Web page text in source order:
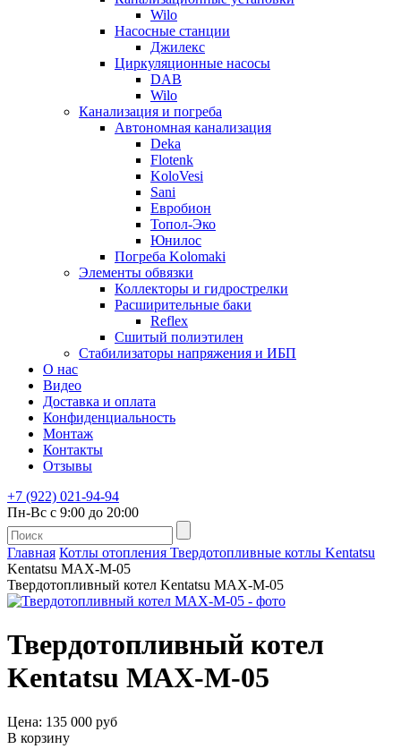
Wilo
Насосные станции
Джилекс
Циркуляционные насосы
DAB
Wilo
Канализация и погреба
Автономная канализация
Deka
Flotenk
KoloVesi
Sani
Евробион
Топол-Эко
Юнилос
Погреба Kolomaki
Элементы обвязки
Коллекторы и гидрострелки
Расширительные баки
Reflex
Сшитый полиэтилен
Стабилизаторы напряжения и ИБП
О нас
Видео
Доставка и оплата
Конфиденциальность
Монтаж
Контакты
Отзывы
+7 (922) 021-94-94
Пн-Вс с 9:00 до 20:00
Главная Котлы отопления Твердотопливные котлы Kentatsu
Kentatsu MAX-M-05
Твердотопливный котел Kentatsu MAX-M-05
Твердотопливный котел
Kentatsu MAX-M-05
Цена: 135 000 руб
В корзину